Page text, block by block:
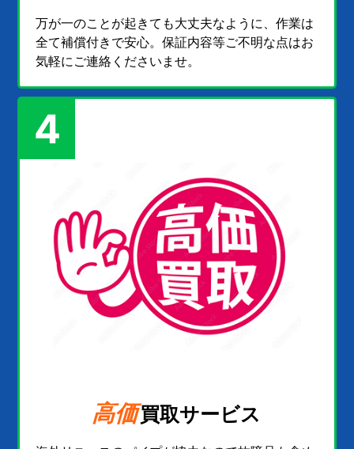
万が一のことが起きても大丈夫なように、作業は
全て補償付きで安心。保証内容等ご不明な点はお
気軽にご連絡くださいませ。
4
高価買取サービス